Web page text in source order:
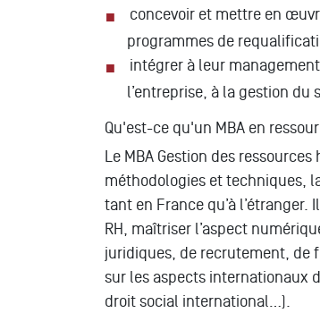
concevoir et mettre en
programmes de
intégrer à leur
l’entreprise, à la gestion du
Qu'est-ce qu'un MBA en
Le MBA Gestion des
méthodologies et techniques,
tant en France qu’à
RH, maîtriser l’aspect
juridiques, de recrutement, de
sur les aspects internationaux
droit social international…).